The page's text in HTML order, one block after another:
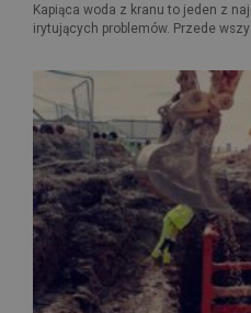
Kapiąca woda z kranu to jeden z
irytujących problemów. Przede